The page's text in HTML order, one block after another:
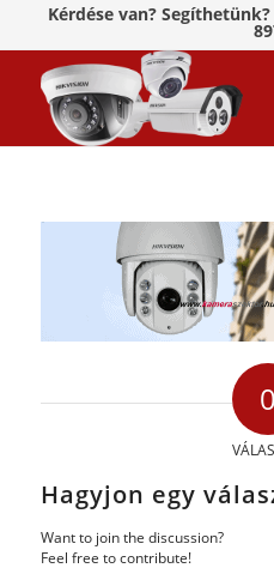
Kérdése van?
0
Hagyjon egy
Want to join the discussion?
Feel free to contribute!